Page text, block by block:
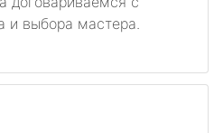
и выбора мастера.